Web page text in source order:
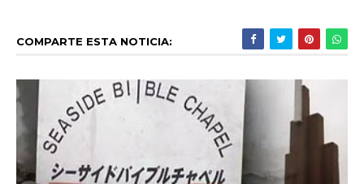
COMPARTE ESTA NOTICIA: